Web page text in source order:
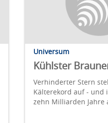
Universum
Kühlster
Verhinderter Stern
Kälterekord auf - und
zehn Milliarden Jahre